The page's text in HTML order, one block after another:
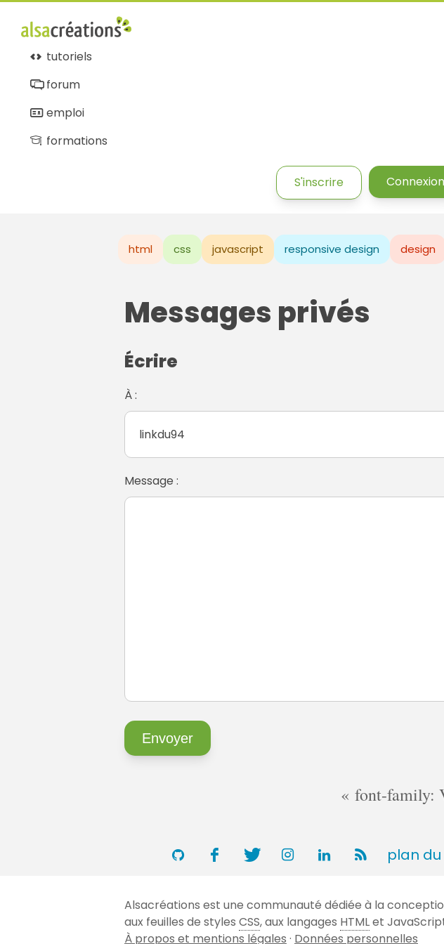
tutoriels
forum
emploi
formations
S'inscrire Connexion
html css javascript responsive design design
Messages privés
Écrire
À :
Message :
font-family:
plan
Alsacréations est une communauté dédiée à la
aux feuilles de styles CSS, aux langages HTMLet
À propos et mentions légales · Données personnelles